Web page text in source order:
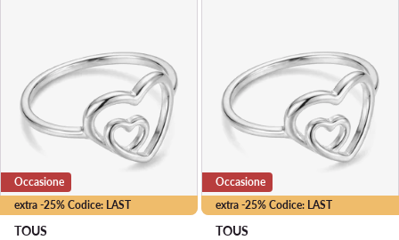
extra -25% Codice: LAST
Occasione
TOUS
extra -25% Codice: LAST
Occasione
TOUS